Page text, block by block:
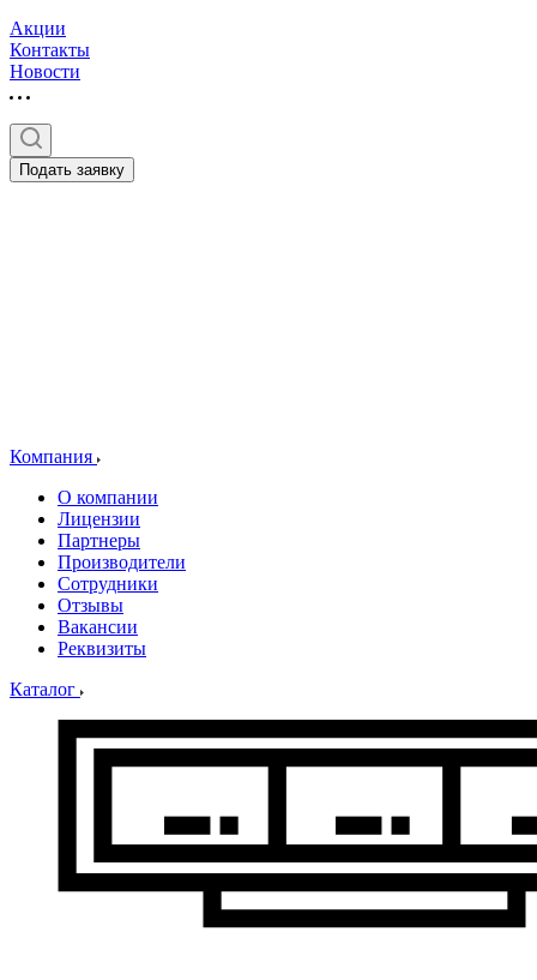
Акции
Контакты
Новости
Подать заявку
Компания
О компании
Лицензии
Партнеры
Производители
Сотрудники
Отзывы
Вакансии
Реквизиты
Каталог